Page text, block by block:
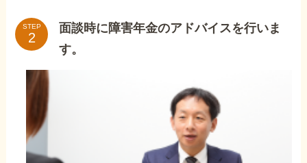
STEP
面談時に障害年金のアドバイスを行いま
す。